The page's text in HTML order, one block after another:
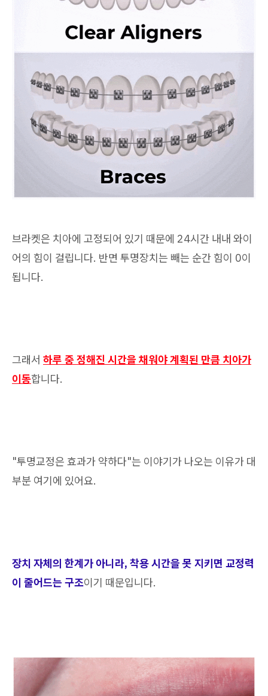
브라켓은 치아에 고정되어 있기 때문에 24시간 내내 와이
어의 힘이 걸립니다. 반면 투명장치는 빼는 순간 힘이 0이
됩니다.
그래서 하루 중 정해진 시간을 채워야 계획된 만큼 치아가
이동합니다.
"투명교정은 효과가 약하다"는 이야기가 나오는 이유가 대
부분 여기에 있어요.
장치 자체의 한계가 아니라, 착용 시간을 못 지키면 교정력
이 줄어드는 구조이기 때문입니다.